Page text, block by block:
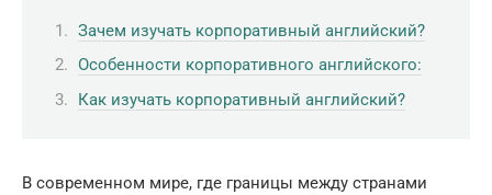
Зачем изучать корпоративный английский?
Особенности корпоративного английского:
Как изучать корпоративный английский?
В современном мире, где границы между странами